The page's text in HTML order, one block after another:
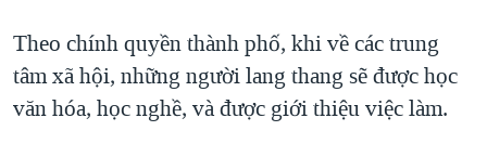
Theo chính quyền thành phố, khi về các trung
tâm xã hội, những người lang thang sẽ được học
văn hóa, học nghề, và được giới thiệu việc làm.